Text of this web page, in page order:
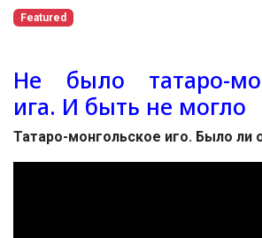
Featured
Не было татаро-
ига. И быть не могло
Татаро-монгольское иго. Было ли